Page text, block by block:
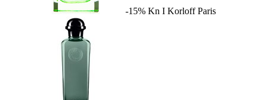
-15% Kn I Korloff Paris